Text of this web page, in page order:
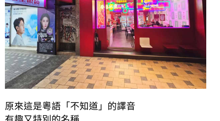
原來這是粵語「不知道」的譯音